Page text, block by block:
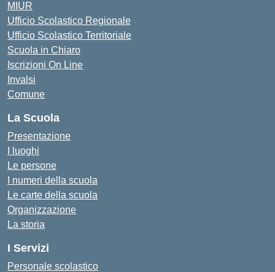
MIUR
Ufficio Scolastico Regionale
Ufficio Scolastico Territoriale
Scuola in Chiaro
Iscrizioni On Line
Invalsi
Comune
La Scuola
Presentazione
I luoghi
Le persone
I numeri della scuola
Le carte della scuola
Organizzazione
La storia
I Servizi
Personale scolastico